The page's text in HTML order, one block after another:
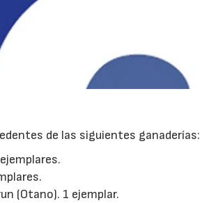
de las siguientes ganaderías:
(Otano). 1 ejemplar.